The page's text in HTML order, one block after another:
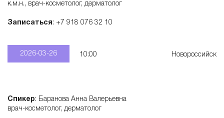
к.м.н., врач-косметолог, дерматолог
Записаться: +7 918 076 32 10
2026-03-26 10:00 Новороссийск
Спикер: Баранова Анна Валерьевна
врач-косметолог, дерматолог